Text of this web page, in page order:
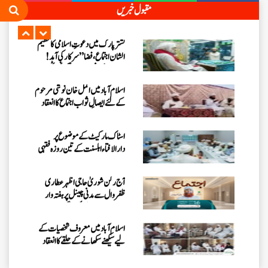
مقبول خبریںکے لئے ایصالِ ثواب اجتماع کا انعقاد
اسٹاک مارکیٹ کے موضوع پر
دارالافتاء اہلسنت کے تین روزہ فقہی
آج رکن شوریٰ حاجی اظہرعطاری
ظفروال سے مدنی چینل پر ہفتہ وار
اسلام آباد میں معروف شخصیات کے
لیے سیکھنے سکھانے کے حلقے کا انعقاد
کراچی میں ایگریکلچر اینڈ لائیو اسٹاک
سے وابستہ عاشقانِ رسول کا سنتوں
26 جولائی کو نشتر پارک، کراچی میں
عظیم الشان ”میلاد اجتماع“ کا